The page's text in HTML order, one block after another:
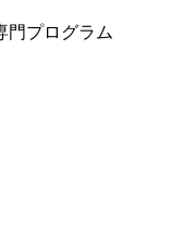
門プログラム